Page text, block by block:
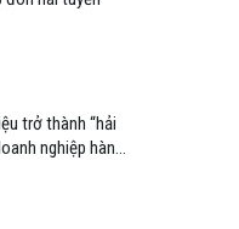
trở thành “hải
nghiệp hàng